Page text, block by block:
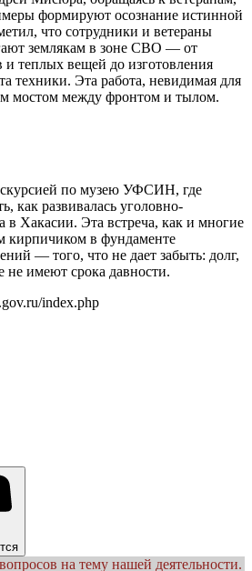
формируют осознание истинной
что сотрудники и ветераны
землякам в зоне СВО — от
и теплых вещей до изготовления
техники. Эта работа, невидимая для
мостом между фронтом и тылом.
по музею УФСИН, где
как развивалась уголовно-
в Хакасии. Эта встреча, как и многие
кирпичиком в фундаменте
— того, что не дает забыть: долг,
не имеют срока давности.
index.php
на тему нашей деятельности.